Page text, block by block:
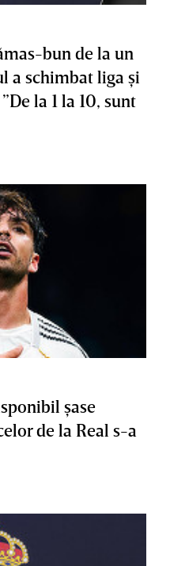
bun de la un
a schimbat liga şi
la 1 la 10, sunt
şase
de la Real s-a